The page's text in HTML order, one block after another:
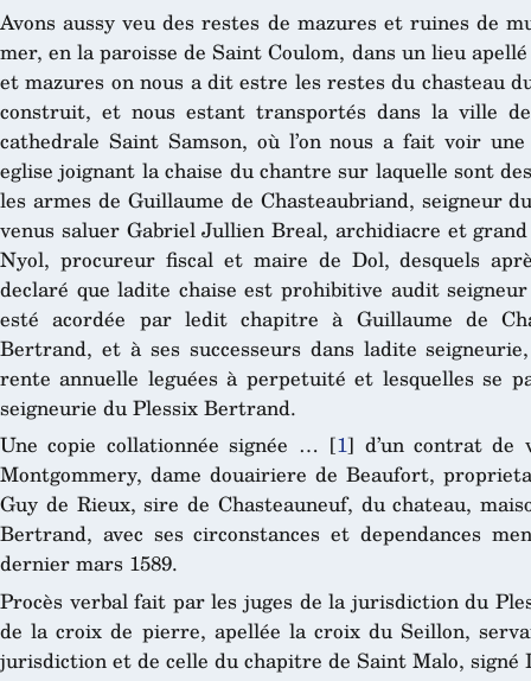
Avons aussy veu des restes de mazures et ruines de
mer, en la paroisse de Saint Coulom, dans un lieu
et mazures on nous a dit estre les restes du chasteau
construit, et nous estant transportés dans la ville
cathedrale Saint Samson, où l’on nous a fait voir
eglise joignant la chaise du chantre sur laquelle sont
les armes de Guillaume de Chasteaubriand, seigneur
venus saluer Gabriel Jullien Breal, archidiacre et
Nyol, procureur fiscal et maire de Dol, desquels
declaré que ladite chaise est prohibitive audit
esté acordée par ledit chapitre à Guillaume de
Bertrand, et à ses successeurs dans ladite
rente annuelle leguées à perpetuité et lesquelles se
seigneurie du Plessix Bertrand.
Une copie collationnée signée … [1] d’un contrat
Montgommery, dame douairiere de Beaufort,
Guy de Rieux, sire de Chasteauneuf, du chateau,
Bertrand, avec ses circonstances et dependances
dernier mars 1589.
Procès verbal fait par les juges de la jurisdiction du
de la croix de pierre, apellée la croix du Seillon,
jurisdiction et de celle du chapitre de Saint Malo, signé